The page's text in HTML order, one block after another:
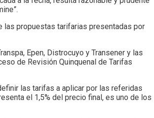
las propuestas tarifarias presentadas por
Epen, Distrocuyo y Transener y las
de Revisión Quinquenal de Tarifas
las tarifas a aplicar por las referidas
el 1,5% del precio final, es uno de los